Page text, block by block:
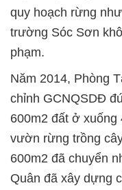
quy hoạch rừng
trường Sóc Sơn
phạm.
Năm 2014, Phòng
chỉnh GCNQSDĐ
600m2 đất ở
vườn rừng trồng
600m2 đã chuyển
Quân đã xây dựng